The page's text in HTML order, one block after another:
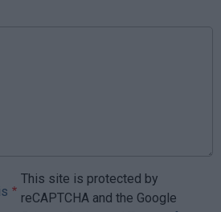
This site is protected by
reCAPTCHA and the Google